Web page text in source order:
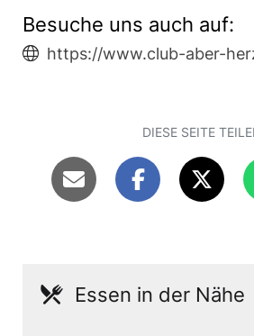
Besuche uns auch auf:
https://www.club-aber-
DIESE SEITE
Essen in der Nähe